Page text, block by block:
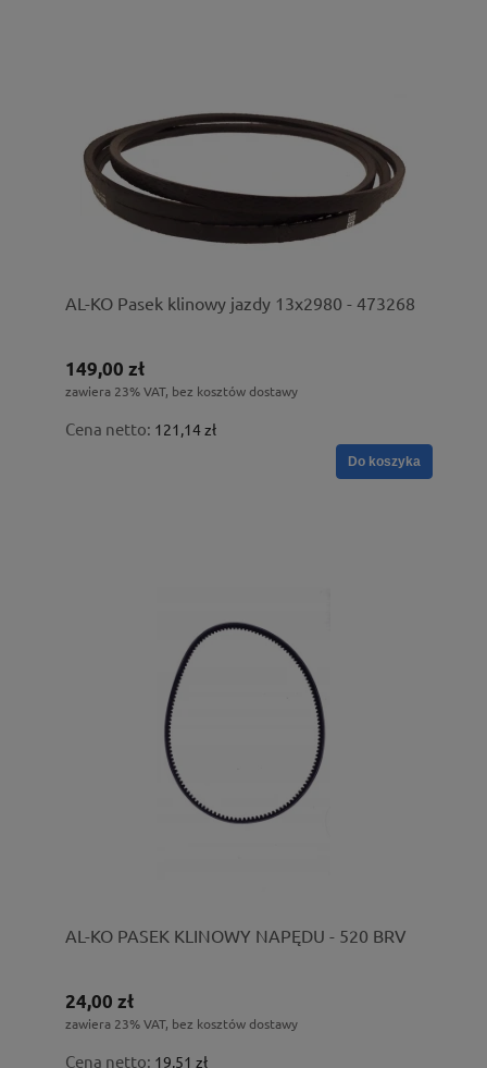
AL-KO Pasek klinowy jazdy 13x2980 - 473268
149,00 zł
zawiera 23% VAT, bez kosztów dostawy
Cena netto: 121,14 zł
Do koszyka
AL-KO PASEK KLINOWY NAPĘDU - 520 BRV
24,00 zł
zawiera 23% VAT, bez kosztów dostawy
Cena netto: 19,51 zł